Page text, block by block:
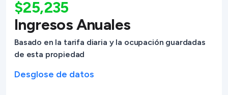
$25,235
Ingresos Anuales
Basado en la tarifa diaria y la ocupación guardadas
de esta propiedad
Desglose de datos